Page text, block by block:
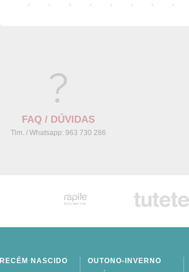
FAQ / DÚVIDAS
Tlm. / Whatsapp: 963 730 286
RECÉM NASCIDO
OUTONO-INVERNO